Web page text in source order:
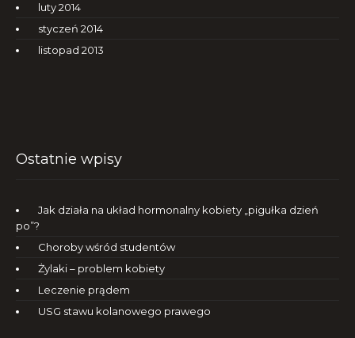
luty 2014
styczeń 2014
listopad 2013
Ostatnie wpisy
Jak działa na układ hormonalny kobiety „pigułka dzień
po”?
Choroby wśród studentów
Żylaki – problem kobiety
Leczenie prądem
USG stawu kolanowego prawego